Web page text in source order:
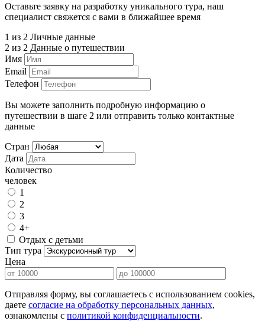
Оставьте заявку на разработку уникального тура, наш
специалист свяжется с вами в ближайшее время
1 из 2 Личные данные
2 из 2 Данные о путешествии
Имя
Email
Телефон
Вы можете заполнить подробную информацию о
путешествии в шаге 2 или отправить только контактные
данные
Стран
Дата
Количество
человек
1
2
3
4+
Отдых с детьми
Тип тура
Цена
Отправляя форму, вы соглашаетесь с использованием cookies,
даете согласие на обработку персональных данных,
ознакомлены с политикой конфиденциальности.